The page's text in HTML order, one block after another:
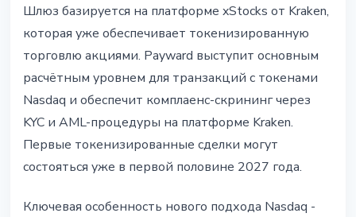
Шлюз базируется на платформе xStocks от Kraken,
которая уже обеспечивает токенизированную
торговлю акциями. Payward выступит основным
расчётным уровнем для транзакций с токенами
Nasdaq и обеспечит комплаенс-скрининг через
KYC и AML-процедуры на платформе Kraken.
Первые токенизированные сделки могут
состояться уже в первой половине 2027 года.
Ключевая особенность нового подхода Nasdaq -